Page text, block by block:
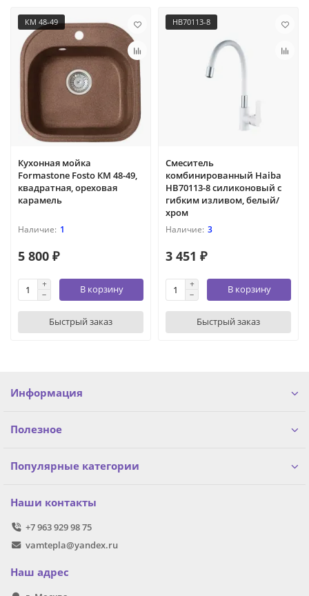
КМ 48-49
Кухонная мойка
Formastone Fosto КМ 48-49,
квадратная, ореховая
карамель
1
5 800 ₽
В корзину
Быстрый заказ
HB70113-8
Смеситель
комбинированный Haiba
HB70113-8 силиконовый с
гибким изливом, белый/
хром
3
3 451 ₽
В корзину
Быстрый заказ
Информация
Полезное
Популярные категории
Наши контакты
+7 963 929 98 75
vamtepla@yandex.ru
Наш адрес